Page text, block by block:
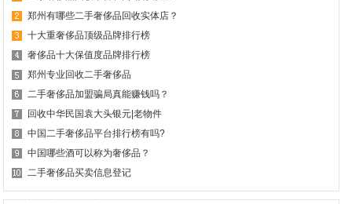
郑州有哪些二手奢侈品回收实体店？
十大重奢侈品顶级品牌排行榜
奢侈品十大保值度品牌排行榜
郑州专业回收二手奢侈品
二手奢侈品加盟骗局真能赚钱吗？
回收中华民国袁大头银元|老物件
中国二手奢侈品平台排行榜有吗?
中国哪些酒可以称为奢侈品？
二手奢侈品买卖信息登记